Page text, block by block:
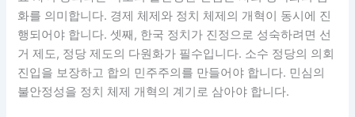
화를 의미합니다. 경제 체제와 정치 체제의 개혁이 동시에 진
행되어야 합니다. 셋째, 한국 정치가 진정으로 성숙하려면 선
거 제도, 정당 제도의 다원화가 필수입니다. 소수 정당의 의회
진입을 보장하고 합의 민주주의를 만들어야 합니다. 민심의
불안정성을 정치 체제 개혁의 계기로 삼아야 합니다.